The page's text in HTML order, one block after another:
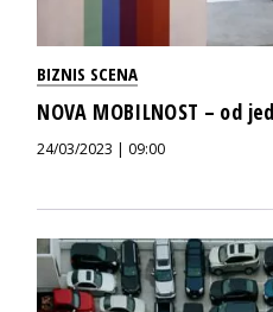
BIZNIS SCENA
NOVA MOBILNOST – od
24/03/2023 | 09:00